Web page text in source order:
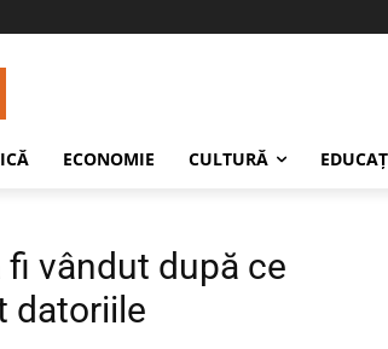
ECONOMIE CULTURĂ
vândut după ce
datoriile